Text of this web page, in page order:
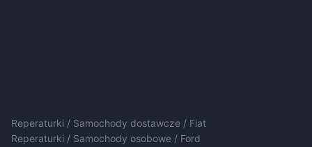
Reperaturki / Samochody dostawcze / Fiat
Reperaturki / Samochody osobowe / Ford